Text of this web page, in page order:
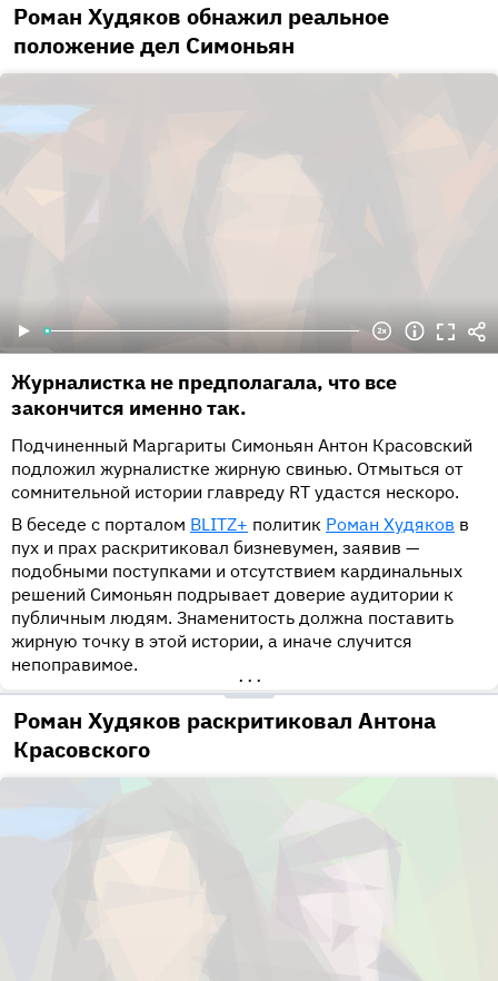
Роман Худяков обнажил реальное
положение дел Симоньян
Журналистка не предполагала, что все
закончится именно так.
Подчиненный Маргариты Симоньян Антон Красовский
подложил журналистке жирную свинью. Отмыться от
сомнительной истории главреду RT удастся нескоро.
В беседе с порталом BLITZ+ политик Роман Худяков в
пух и прах раскритиковал бизневумен, заявив —
подобными поступками и отсутствием кардинальных
решений Симоньян подрывает доверие аудитории к
публичным людям. Знаменитость должна поставить
жирную точку в этой истории, а иначе случится
непоправимое.
•••
Роман Худяков раскритиковал Антона
Красовского